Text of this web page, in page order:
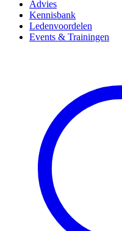
Advies
Kennisbank
Ledenvoordelen
Events & Trainingen